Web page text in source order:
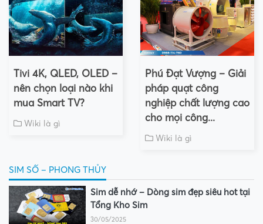
Tivi 4K, QLED, OLED –
nên chọn loại nào khi
mua Smart TV?
Wiki là gì
Phú Đạt Vượng – Giải
pháp quạt công
nghiệp chất lượng cao
cho mọi công...
Wiki là gì
SIM SỐ – PHONG THỦY
Sim dễ nhớ – Dòng sim đẹp siêu hot tại
Tổng Kho Sim
30/05/2025